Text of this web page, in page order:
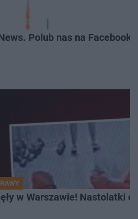
Polub nas na
w Warszawie! Nastolatki